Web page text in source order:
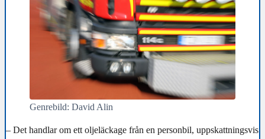
Genrebild: David Alin
– Det handlar om ett oljeläckage från en personbil, uppskattningsvis